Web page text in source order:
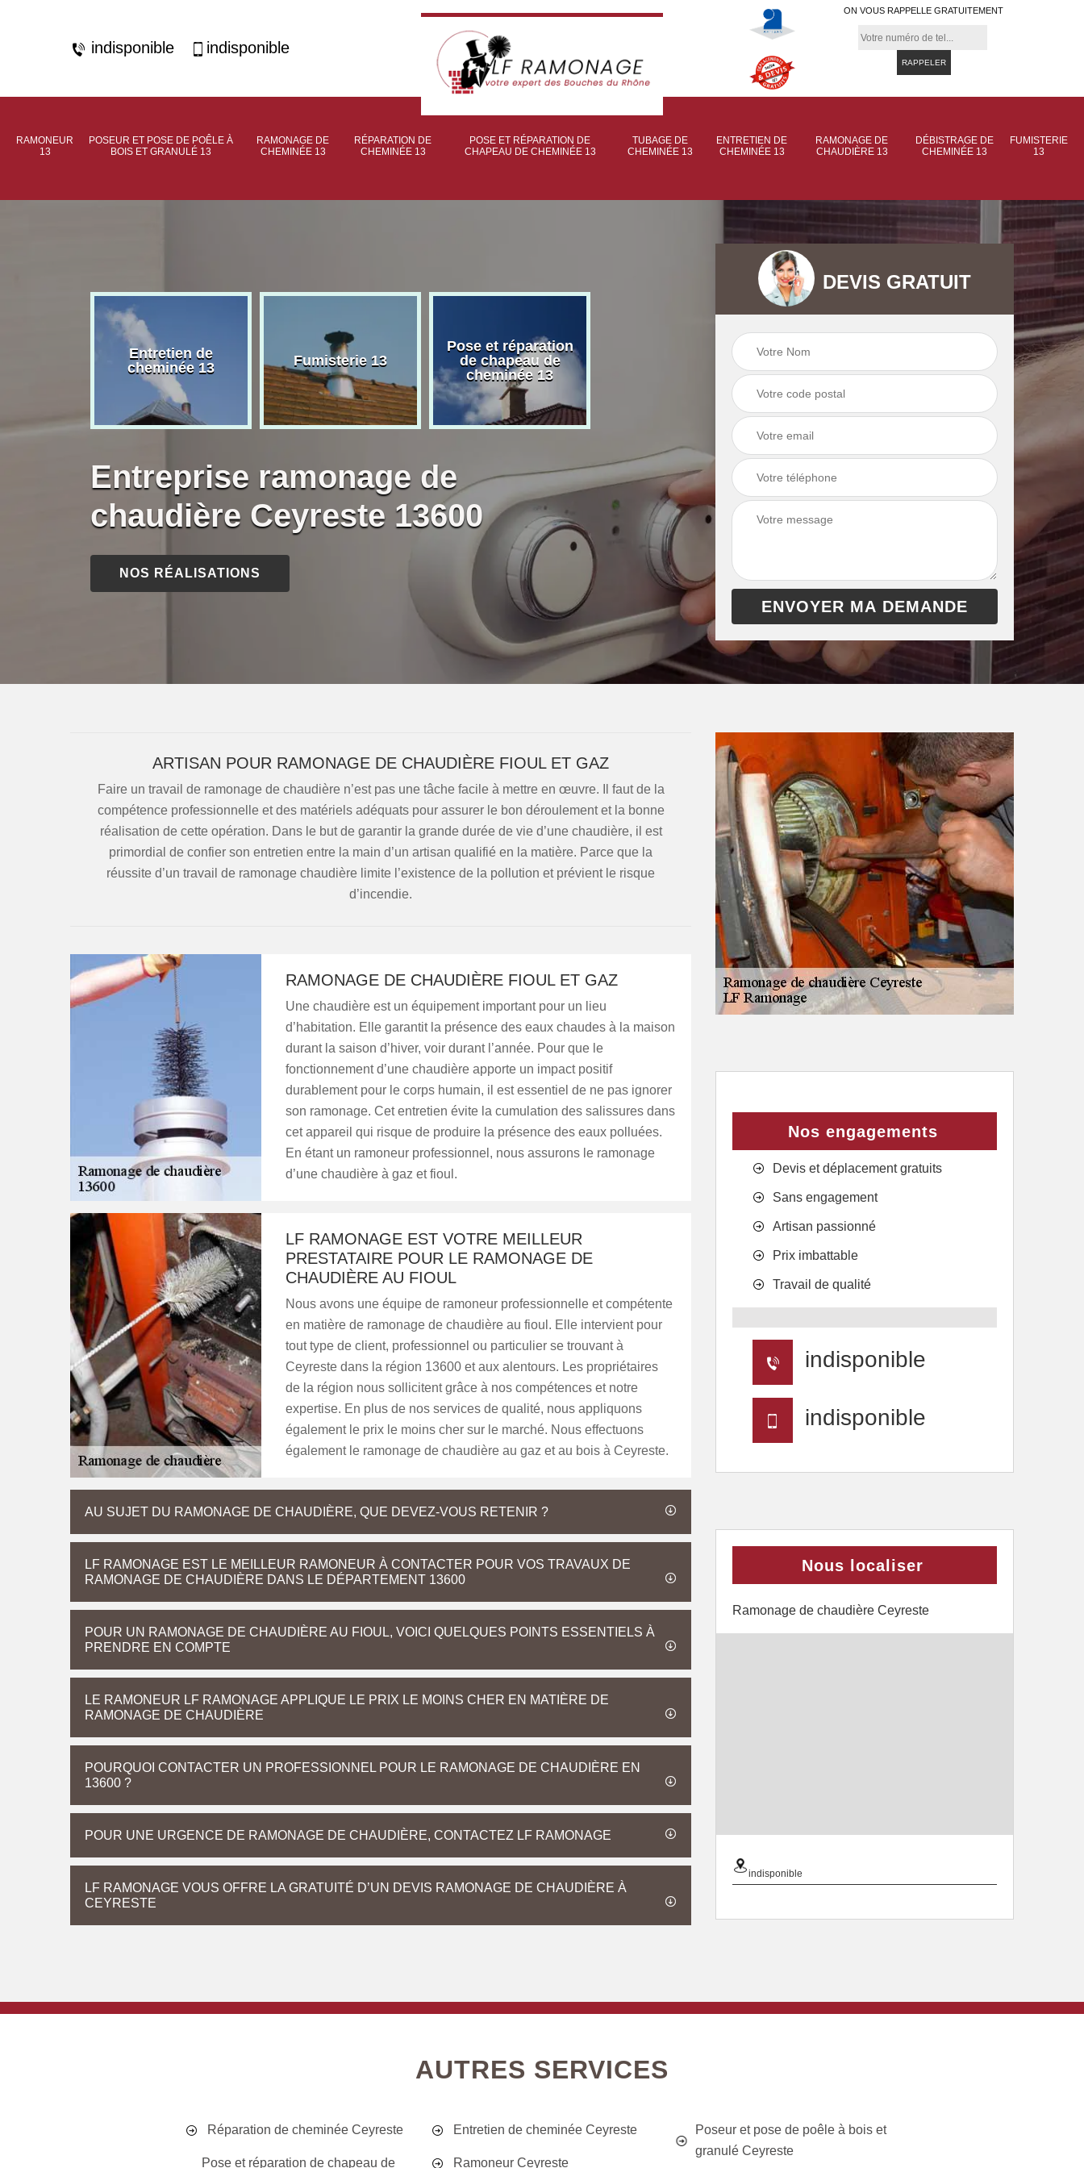
indisponible indisponible
ON VOUS RAPPELLE GRATUITEMENT
RAMONEUR
13
POSEUR ET POSE DE POÊLE À
BOIS ET GRANULÉ 13
RAMONAGE DE
CHEMINÉE 13
RÉPARATION DE
CHEMINÉE 13
POSE ET RÉPARATION DE
CHAPEAU DE CHEMINÉE 13
TUBAGE DE
CHEMINÉE 13
ENTRETIEN DE
CHEMINÉE 13
RAMONAGE DE
CHAUDIÈRE 13
DÉBISTRAGE DE
CHEMINÉE 13
FUMISTERIE
13
Entretien de
cheminée 13
Fumisterie 13
Pose et réparation
de chapeau de
cheminée 13
Poseur et pose de
Ramonage de
chaudière 13
Ramonage de
cheminée 13
Entreprise ramonage de
chaudière Ceyreste 13600
NOS RÉALISATIONS
DEVIS GRATUIT
ARTISAN POUR RAMONAGE DE CHAUDIÈRE FIOUL ET GAZ
Faire un travail de ramonage de chaudière n’est pas une tâche facile à mettre en œuvre. Il faut de la
compétence professionnelle et des matériels adéquats pour assurer le bon déroulement et la bonne
réalisation de cette opération. Dans le but de garantir la grande durée de vie d’une chaudière, il est
primordial de confier son entretien entre la main d’un artisan qualifié en la matière. Parce que la
réussite d’un travail de ramonage chaudière limite l’existence de la pollution et prévient le risque
d’incendie.
RAMONAGE DE CHAUDIÈRE FIOUL ET GAZ
Une chaudière est un équipement important pour un lieu
d’habitation. Elle garantit la présence des eaux chaudes à la maison
durant la saison d’hiver, voir durant l’année. Pour que le
fonctionnement d’une chaudière apporte un impact positif
durablement pour le corps humain, il est essentiel de ne pas ignorer
son ramonage. Cet entretien évite la cumulation des salissures dans
cet appareil qui risque de produire la présence des eaux polluées.
En étant un ramoneur professionnel, nous assurons le ramonage
d’une chaudière à gaz et fioul.
LF RAMONAGE EST VOTRE MEILLEUR
PRESTATAIRE POUR LE RAMONAGE DE
CHAUDIÈRE AU FIOUL
Nous avons une équipe de ramoneur professionnelle et compétente
en matière de ramonage de chaudière au fioul. Elle intervient pour
tout type de client, professionnel ou particulier se trouvant à
Ceyreste dans la région 13600 et aux alentours. Les propriétaires
de la région nous sollicitent grâce à nos compétences et notre
expertise. En plus de nos services de qualité, nous appliquons
également le prix le moins cher sur le marché. Nous effectuons
également le ramonage de chaudière au gaz et au bois à Ceyreste.
AU SUJET DU RAMONAGE DE CHAUDIÈRE, QUE DEVEZ-VOUS RETENIR ?
LF RAMONAGE EST LE MEILLEUR RAMONEUR À CONTACTER POUR VOS TRAVAUX DE
RAMONAGE DE CHAUDIÈRE DANS LE DÉPARTEMENT 13600
POUR UN RAMONAGE DE CHAUDIÈRE AU FIOUL, VOICI QUELQUES POINTS ESSENTIELS À
PRENDRE EN COMPTE
LE RAMONEUR LF RAMONAGE APPLIQUE LE PRIX LE MOINS CHER EN MATIÈRE DE
RAMONAGE DE CHAUDIÈRE
POURQUOI CONTACTER UN PROFESSIONNEL POUR LE RAMONAGE DE CHAUDIÈRE EN
13600 ?
POUR UNE URGENCE DE RAMONAGE DE CHAUDIÈRE, CONTACTEZ LF RAMONAGE
LF RAMONAGE VOUS OFFRE LA GRATUITÉ D’UN DEVIS RAMONAGE DE CHAUDIÈRE À
CEYRESTE
Nos engagements
Devis et déplacement gratuits
Sans engagement
Artisan passionné
Prix imbattable
Travail de qualité
indisponible
indisponible
Nous localiser
Ramonage de chaudière Ceyreste
indisponible
AUTRES SERVICES
Réparation de cheminée Ceyreste
Pose et réparation de chapeau de
Entretien de cheminée Ceyreste
Ramoneur Ceyreste
Poseur et pose de poêle à bois et
granulé Ceyreste